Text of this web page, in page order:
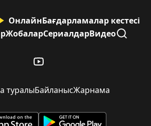
ОнлайнБағдарламалар кестесі
ЖобаларСериалдарВидео
туралыБайланысЖарнама